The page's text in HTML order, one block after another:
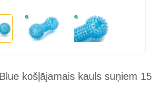
košļājamais kauls suņiem 15